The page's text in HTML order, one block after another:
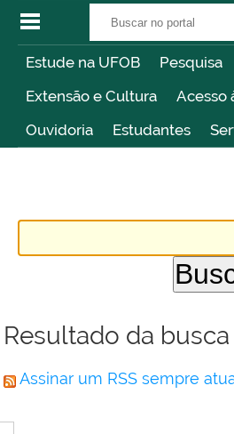
Estude na UFOB
Pesquisa
Extensão e Cultura
Acesso
Ouvidoria
Estudantes
Resultado da busca
Assinar um RSS sempre